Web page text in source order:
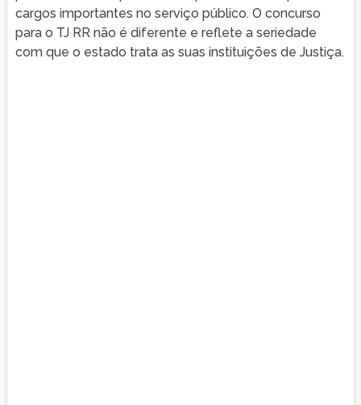
cargos importantes no serviço público. O concurso
para o TJ RR não é diferente e reflete a seriedade
com que o estado trata as suas instituições de Justiça.